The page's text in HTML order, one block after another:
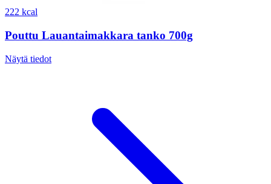
222 kcal
Pouttu Lauantaimakkara tanko 700g
Näytä tiedot